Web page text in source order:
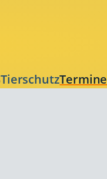
TierschutzTermine